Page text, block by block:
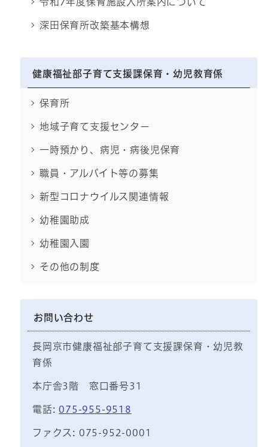
深田保育所改築基本構想
健康福祉部子育て支援課保育・幼児教育係
保育所
地域子育て支援センター
一時預かり、病児・病後児保育
職員・アルバイト等の募集
新型コロナウイルス関連情報
幼稚園助成
幼稚園入園
その他の制度
お問い合わせ
長岡京市健康福祉部子育て支援課保育・幼児教
育係
本庁舎3階 窓口番号31
電話: 075-955-9518
ファクス: 075-952-0001